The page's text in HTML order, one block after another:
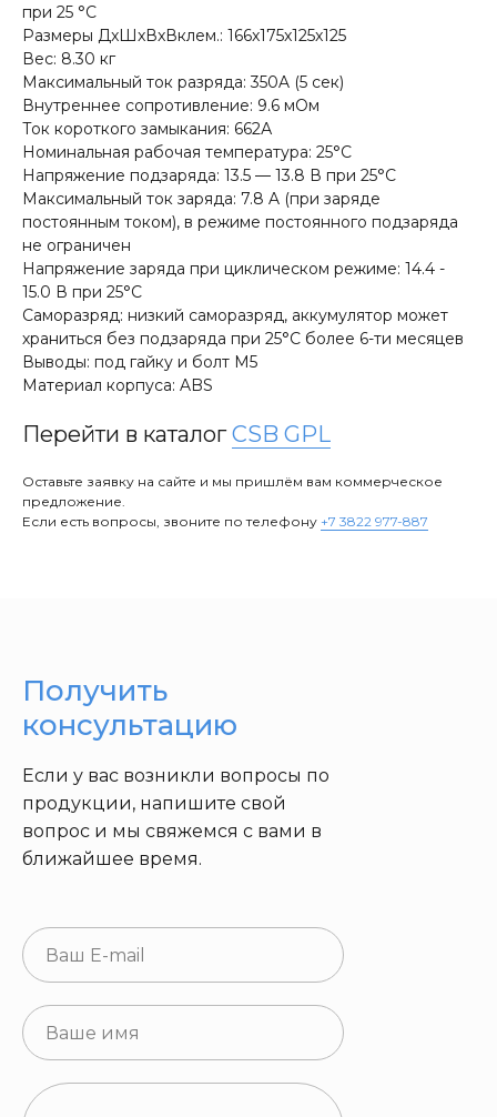
при 25 °С
Размеры ДxШxВxВклем.: 166x175x125x125
Вес: 8.30 кг
Максимальный ток разряда: 350A (5 сек)
Внутреннее сопротивление: 9.6 мОм
Ток короткого замыкания: 662А
Номинальная рабочая температура: 25°С
Напряжение подзаряда: 13.5 — 13.8 В при 25°С
Максимальный ток заряда: 7.8 A (при заряде
постоянным током), в режиме постоянного подзаряда
не ограничен
Напряжение заряда при циклическом режиме: 14.4 -
15.0 В при 25°С
Саморазряд: низкий саморазряд, аккумулятор может
храниться без подзаряда при 25°С более 6-ти месяцев
Выводы: под гайку и болт M5
Материал корпуса: ABS
Перейти в каталогCSB GPL
Оставьте заявку на сайте и мы пришлём вам коммерческое
предложение.
Если есть вопросы, звоните по телефону +7 3822 977-887
Если у вас возникли вопросы по
продукции, напишите свой
вопрос и мы свяжемся с вами в
ближайшее время.
Получить
консультацию